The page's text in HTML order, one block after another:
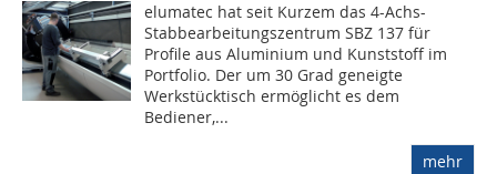
elumatec hat seit Kurzem das 4-Achs-
Stabbearbeitungszentrum SBZ 137 für
Profile aus Aluminium und Kunststoff im
Portfolio. Der um 30 Grad geneigte
Werkstücktisch ermöglicht es dem
Bediener,...
mehr